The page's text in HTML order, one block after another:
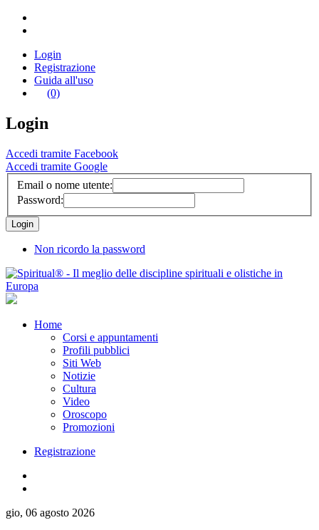
Login
Registrazione
Guida all'uso
(0)
Login
Accedi tramite Facebook
Accedi tramite Google
Email o nome utente:
Password:
Non ricordo la password
Home
Corsi e appuntamenti
Profili pubblici
Siti Web
Notizie
Cultura
Video
Oroscopo
Promozioni
Registrazione
gio, 06 agosto 2026